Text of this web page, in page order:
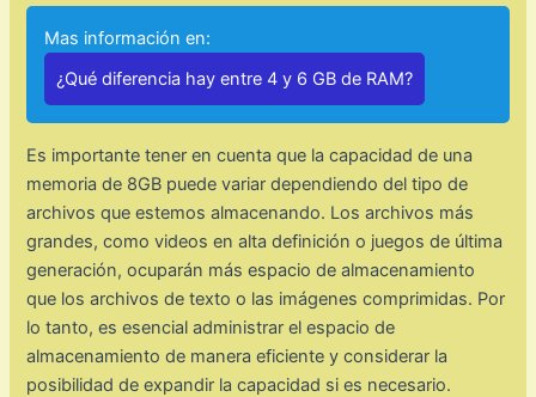
Mas información en:
¿Qué diferencia hay entre 4 y 6 GB de RAM?
Es importante tener en cuenta que la capacidad de una
memoria de 8GB puede variar dependiendo del tipo de
archivos que estemos almacenando. Los archivos más
grandes, como videos en alta definición o juegos de última
generación, ocuparán más espacio de almacenamiento
que los archivos de texto o las imágenes comprimidas. Por
lo tanto, es esencial administrar el espacio de
almacenamiento de manera eficiente y considerar la
posibilidad de expandir la capacidad si es necesario.